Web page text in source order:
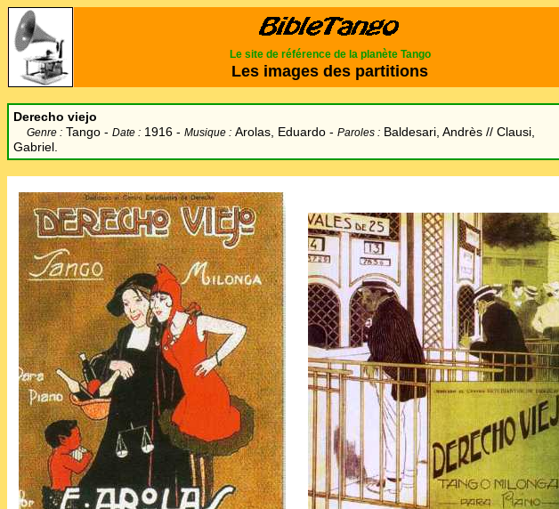
Le site de référence de la planète Tango
Les images des partitions
Derecho viejo
Genre : Tango - Date : 1916 - Musique : Arolas, Eduardo - Paroles : Baldesari, Andrès // Clausi,
Gabriel.